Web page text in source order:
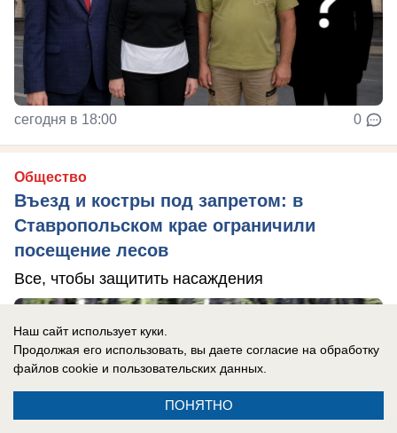
сегодня в 18:00 0
Общество
Въезд и костры под запретом: в
Ставропольском крае ограничили
посещение лесов
Все, чтобы защитить насаждения
Наш сайт использует куки.
Продолжая его использовать, вы даете согласие на обработку
файлов cookie и пользовательских данных.
ПОНЯТНО